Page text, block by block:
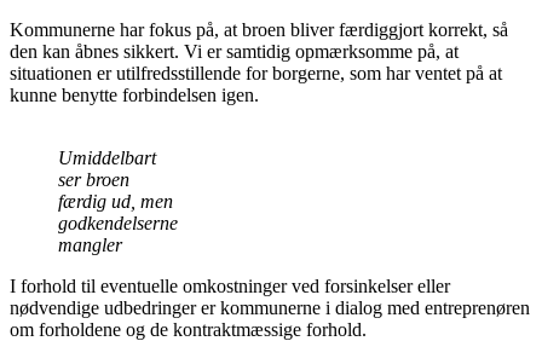
Kommunerne har fokus på, at broen bliver færdiggjort korrekt, så
den kan åbnes sikkert. Vi er samtidig opmærksomme på, at
situationen er utilfredsstillende for borgerne, som har ventet på at
kunne benytte forbindelsen igen.
Umiddelbart
ser broen
færdig ud, men
godkendelserne
mangler
I forhold til eventuelle omkostninger ved forsinkelser eller
nødvendige udbedringer er kommunerne i dialog med entreprenøren
om forholdene og de kontraktmæssige forhold.